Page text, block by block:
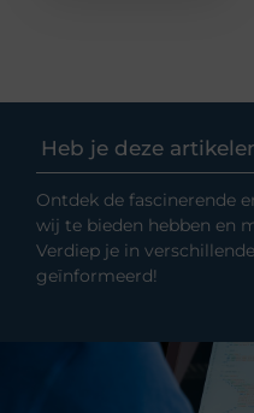
Heb je deze
Ontdek de fascinerende
wij te bieden hebben en
Verdiep je in
geïnformeerd!